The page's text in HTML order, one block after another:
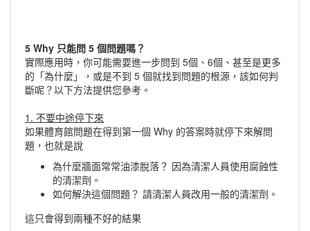
5 Why 只能問 5 個問題嗎？
實際應用時，你可能需要進一步問到 5個、6個、甚至是更多
的「為什麼」，或是不到 5 個就找到問題的根源，該如何判
斷呢？以下方法提供您參考。
1. 不要中途停下來
如果體育館問題在得到第一個 Why 的答案時就停下來解問
題，也就是說
為什麼牆面常常油漆脫落？ 因為清潔人員使用腐蝕性
的清潔劑。
如何解決這個問題？ 請清潔人員改用一般的清潔劑。
這只會得到兩種不好的結果